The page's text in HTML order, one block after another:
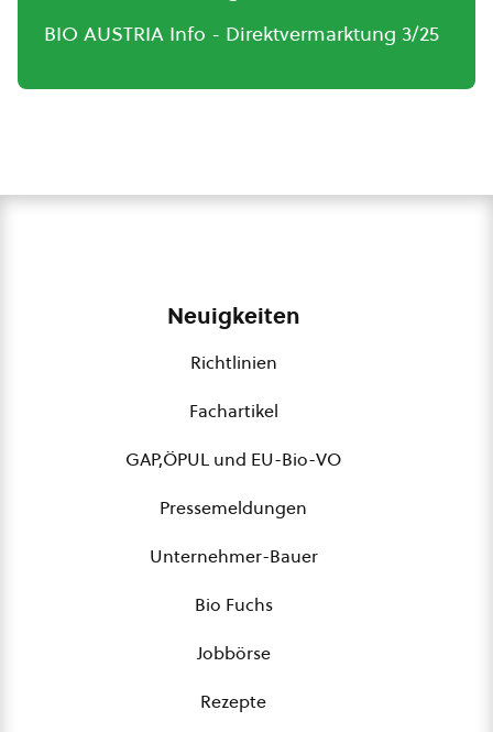
BIO AUSTRIA Info - Direktvermarktung 3/25
Neuigkeiten
Richtlinien
Fachartikel
GAP,ÖPUL und EU-Bio-VO
Pressemeldungen
Unternehmer-Bauer
Bio Fuchs
Jobbörse
Rezepte